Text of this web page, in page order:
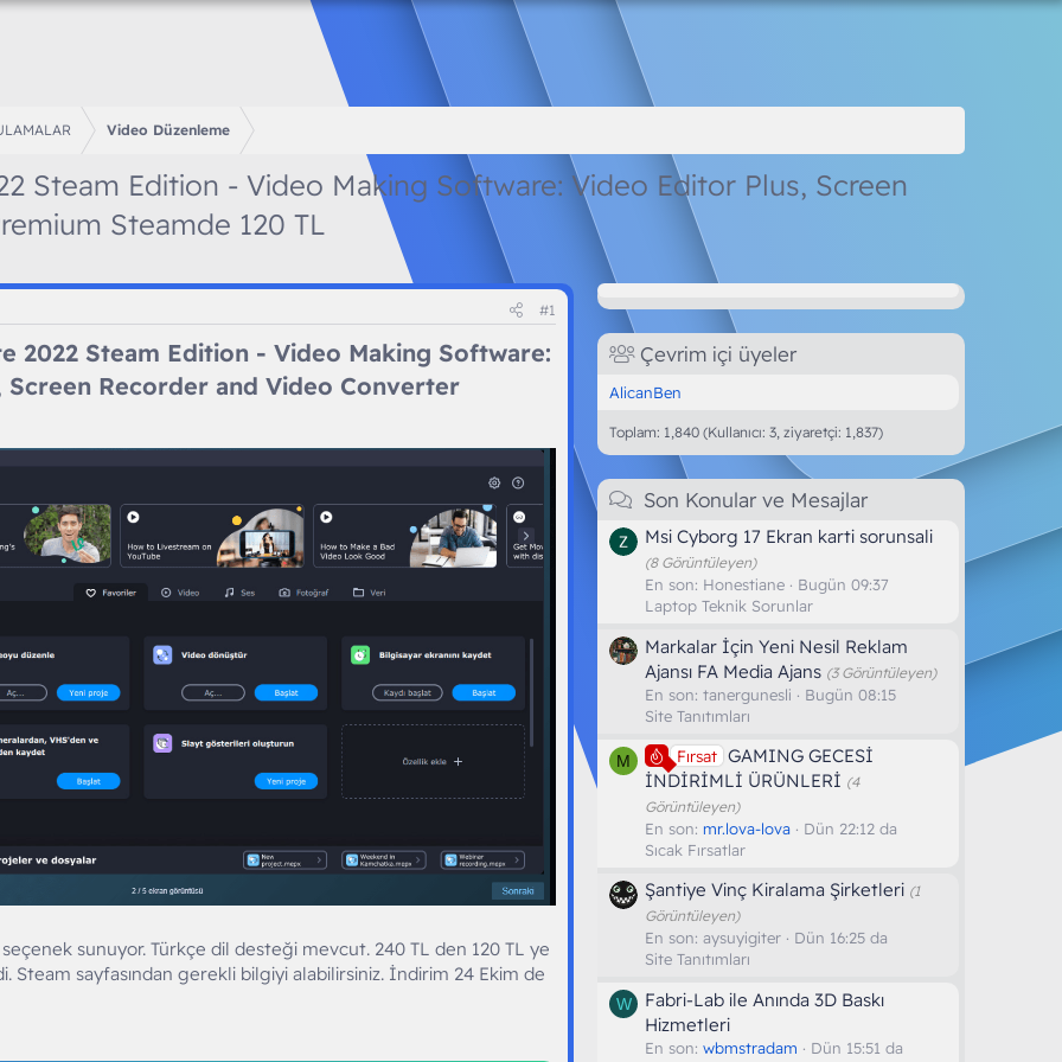
Video Düzenleme
Steam Edition - Video Making Software: Video Editor Plus, Screen
Steamde 120 TL
#1
2022 Steam Edition - Video Making Software:
Recorder and Video Converter
sunuyor. Türkçe dil desteği mevcut. 240 TL den 120 TL ye
Steam sayfasından gerekli bilgiyi alabilirsiniz. İndirim 24 Ekim de
Çevrim içi üyeler
AlicanBen
Toplam: 1,840 (Kullanıcı: 3, ziyaretçi: 1,837)
Son Konular ve Mesajlar
Msi Cyborg 17 Ekran karti sorunsali
(8 Görüntüleyen)
En son: Honestiane
Bugün 09:37
Laptop Teknik Sorunlar
Markalar İçin Yeni Nesil Reklam
Ajansı FA Media Ajans (3 Görüntüleyen)
En son: tanergunesli
Bugün 08:15
Site Tanıtımları
M Fırsat GAMING GECESİ
İNDİRİMLİ ÜRÜNLERİ (4
Görüntüleyen)
En son: mr.lova-lova
Dün 22:12 da
Sıcak Fırsatlar
Şantiye Vinç Kiralama Şirketleri (1
Görüntüleyen)
En son: aysuyigiter
Dün 16:25 da
Site Tanıtımları
W
Fabri-Lab ile Anında 3D Baskı
Hizmetleri
En son: wbmstradam
Dün 15:51 da